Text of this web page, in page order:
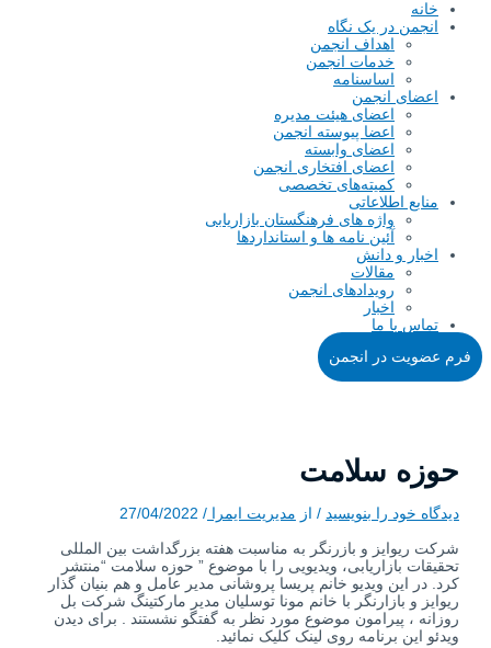
خانه
انجمن در یک نگاه
اهداف انجمن
خدمات انجمن
اساسنامه
اعضای انجمن
اعضای هیئت مدیره
اعضا پیوسته انجمن
اعضای وابسته
اعضای افتخاری انجمن
کمیته‌های تخصصی
منابع اطلاعاتی
واژه های فرهنگستان بازاریابی
آئین نامه ها و استانداردها
اخبار و دانش
مقالات
رویدادهای انجمن
اخبار
تماس با ما
فرم عضویت در انجمن
حوزه سلامت
دیدگاه‌ خود را بنویسید / از مدیریت ایمرا/
27/04/2022
شرکت ریوایز و بازرنگر به مناسبت هفته بزرگداشت بین المللی
تحقیقات بازاریابی، ویدیویی را با موضوع ” حوزه سلامت “منتشر
کرد. در این ویدیو خانم پریسا پروشانی مدیر عامل و هم بنیان گذار
ریوایز و بازارنگر با خانم مونا توسلیان مدیر مارکتینگ شرکت بل
روزانه ، پیرامون موضوع مورد نظر به گفتگو نشستند . برای دیدن
ویدئو این برنامه روی لینک کلیک نمائید.